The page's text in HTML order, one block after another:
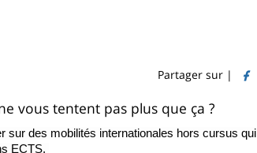
Partager sur |
vous tentent pas plus que ça ?
sur des mobilités internationales hors cursus qui
ECTS.